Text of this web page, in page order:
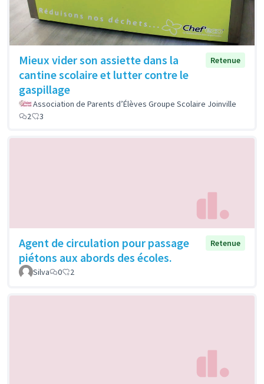
Mieux vider son assiette dans la
cantine scolaire et lutter contre le
gaspillage
Retenue
Association de Parents d’Élèves Groupe Scolaire Joinville
2
3
Agent de circulation pour passage
piétons aux abords des écoles.
Retenue
Silva 0 2